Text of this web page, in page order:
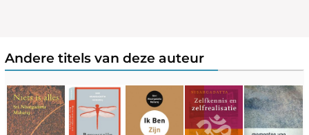
Andere titels van deze auteur